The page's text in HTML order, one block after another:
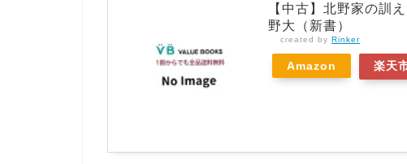
【中古】北野家の訓
野大（新書）
created by Rinker
Amazon 楽天